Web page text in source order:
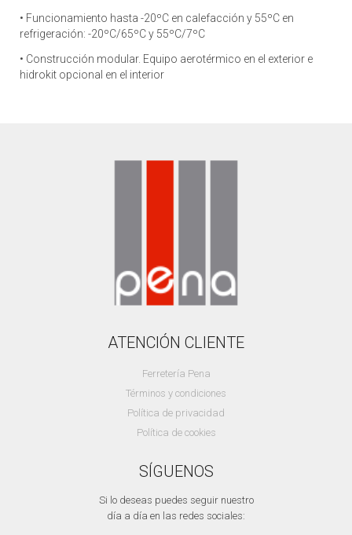
• Funcionamiento hasta -20ºC en calefacción y 55ºC en
refrigeración: -20ºC/65ºC y 55ºC/7ºC
• Construcción modular. Equipo aerotérmico en el exterior e
hidrokit opcional en el interior
ATENCIÓN CLIENTE
Ferretería Pena
Términos y condiciones
Política de privacidad
Política de cookies
SÍGUENOS
Si lo deseas puedes seguir nuestro
día a día en las redes sociales: